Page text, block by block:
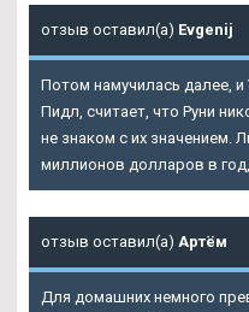
отзыв оставил(а) Evgenij
Потом намучилась далее, и
Пидл, считает, что Руни
не знаком с их значением.
миллионов долларов в год,
отзыв оставил(а) Артём
Для домашних немного